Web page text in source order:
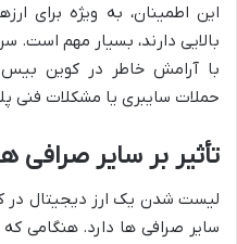
این اطمینان، به ویژه برای
بالایی دارند، بسیار مهم است.
با آرامش خاطر در کوین بیس
حملات سایبری یا مشکلات فنی
تأثیر بر سایر صرافی
لیست شدن یک ارز دیجیتال در
سایر صرافی ها دارد. هنگامی